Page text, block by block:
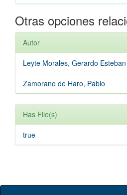
Otras opciones
Autor
Leyte Morales, Gerardo
Zamorano de Haro, Pablo
Has File(s)
true